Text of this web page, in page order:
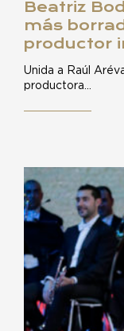
Beatriz
más
productor
Unida a Raúl
productora…